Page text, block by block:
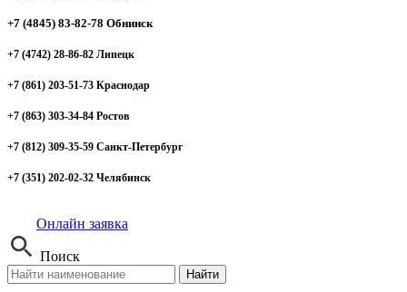
+7 (4845) 83-82-78 Обнинск
+7 (4742) 28-86-82 Липецк
+7 (861) 203-51-73 Краснодар
+7 (863) 303-34-84 Ростов
+7 (812) 309-35-59 Санкт-Петербург
+7 (351) 202-02-32 Челябинск
Онлайн заявка
Поиск
Найти